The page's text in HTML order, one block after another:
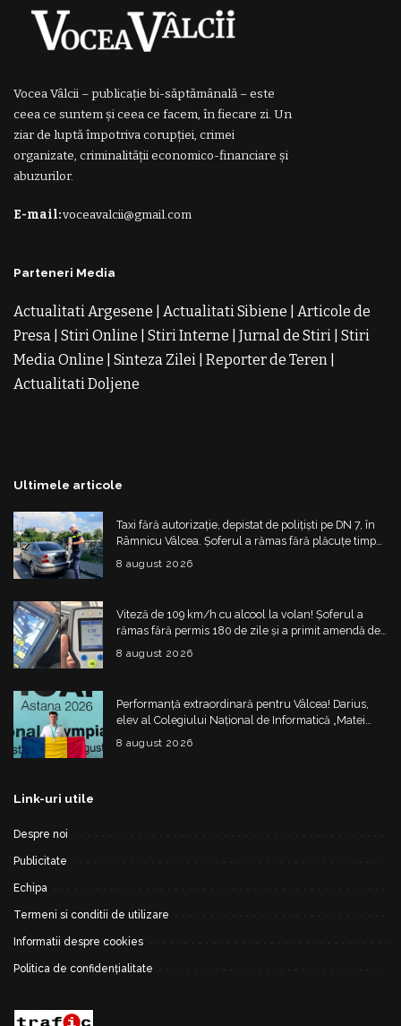
Vocea Vâlcii – publicație bi-săptămânală – este
ceea ce suntem și ceea ce facem, în fiecare zi. Un
ziar de luptă împotriva corupției, crimei
organizate, criminalității economico-financiare și
abuzurilor.
E-mail:voceavalcii@gmail.com
Parteneri Media
Actualitati Argesene Actualitati Sibiene
Articole de
Presa Stiri Online Stiri Interne Jurnal de Stiri Stiri
Media Online
Sinteza Zilei Reporter de Teren
Actualitati Doljene
Ultimele articole
Taxi fără autorizație, depistat de polițiști pe DN 7, în
Râmnicu Vâlcea. Șoferul a rămas fără plăcuțe timp
de 6 luni
8 august 2026
Viteză de 109 km/h cu alcool la volan! Șoferul a
rămas fără permis 180 de zile și a primit amendă de
4.325 de lei
8 august 2026
Performanță extraordinară pentru Vâlcea! Darius,
elev al Colegiului Național de Informatică „Matei
Basarab”, a cucerit argintul la Olimpiada
Internațională de Inteligență Artificială
8 august 2026
Link-uri utile
Despre noi
Publicitate
Echipa
Termeni si conditii de utilizare
Informatii despre cookies
Politica de confidențialitate